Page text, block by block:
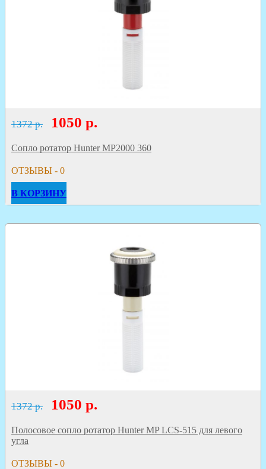
1372 р. 1050 р.
Сопло ротатор Hunter MP2000 360
ОТЗЫВЫ - 0
В КОРЗИНУ
1372 р. 1050 р.
Полосовое сопло ротатор Hunter MP LCS-515 для левого
угла
ОТЗЫВЫ - 0